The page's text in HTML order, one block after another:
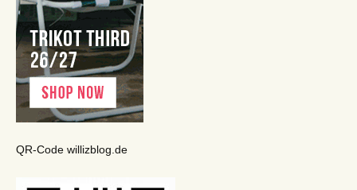
QR-Code willizblog.de